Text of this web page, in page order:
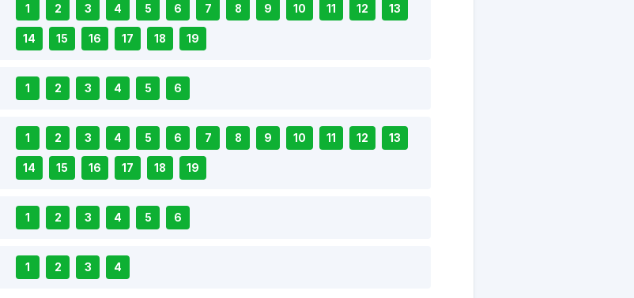
1 2 3 4 5 6 7 8 9 10 11 12 13
14 15 16 17 18 19
1 2 3 4 5 6
1 2 3 4 5 6 7 8 9 10 11 12 13
14 15 16 17 18 19
1 2 3 4 5 6
1 2 3 4